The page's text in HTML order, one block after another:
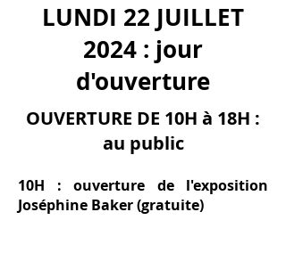
LUNDI 22 JUILLET
2024 : jour
d'ouverture
OUVERTURE DE 10H à 18H :
au public
10H : ouverture de l'exposition
Joséphine Baker (gratuite)